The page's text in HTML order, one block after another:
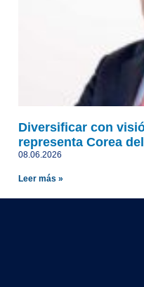
Diversificar con
representa Corea
08.06.2026
Leer más »